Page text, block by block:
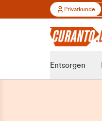
Privatkunde
Entsorgen